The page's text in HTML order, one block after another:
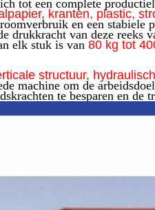
tot een complete
kranten, plastic,
en een stabiele
drukkracht van deze reeks
elk stuk is van 80 kg tot
structuur,
machine om de
te besparen en de